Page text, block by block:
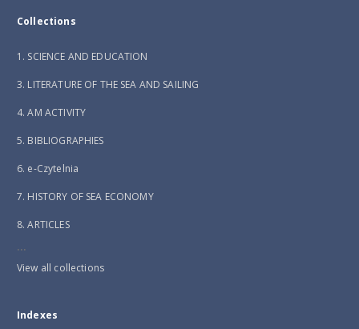
Collections
1. SCIENCE AND EDUCATION
3. LITERATURE OF THE SEA AND SAILING
4. AM ACTIVITY
5. BIBLIOGRAPHIES
6. e-Czytelnia
7. HISTORY OF SEA ECONOMY
8. ARTICLES
...
View all collections
Indexes